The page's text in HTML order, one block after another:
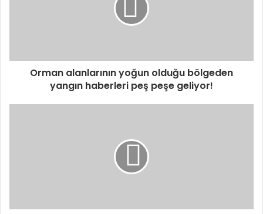
Orman alanlarının yoğun olduğu bölgeden
yangın haberleri peş peşe geliyor!